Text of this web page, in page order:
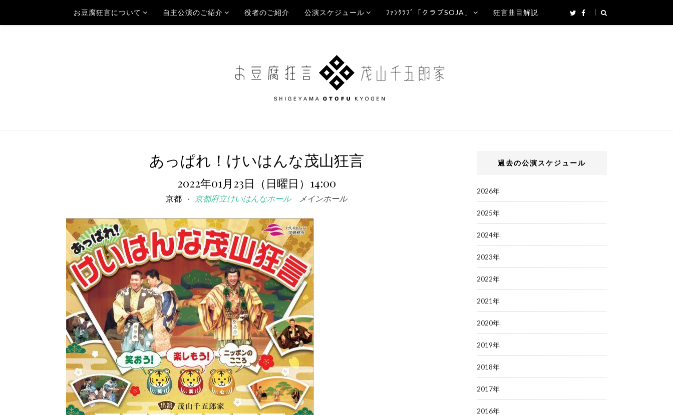
お豆腐狂言について 自主公演のご紹介 役者のご紹介 公演スケジュール ﾌｧﾝｸﾗﾌﾞ「クラブSOJA」 狂言曲目解説
あっぱれ！けいはんな茂山狂言
2022年01月23日（日曜日）14:00
京都 京都府立けいはんなホールメインホール
過去の公演スケジュール
2026年
2025年
2024年
2023年
2022年
2021年
2020年
2019年
2018年
2017年
2016年